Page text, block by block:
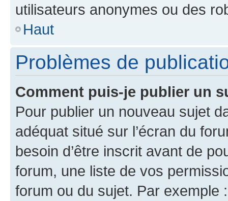
utilisateurs anonymes ou des
Haut
Problèmes de
Comment puis-je publier un
Pour publier un nouveau sujet
adéquat situé sur l’écran du
besoin d’être inscrit avant de
forum, une liste de vos
forum ou du sujet. Par exemple